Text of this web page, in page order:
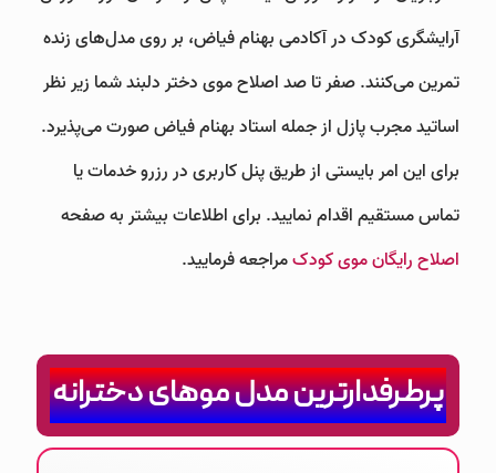
آرایشگری کودک در آکادمی بهنام فیاض، بر روی مدل‌های زنده
تمرین می‌کنند. صفر تا صد اصلاح موی دختر دلبند شما زیر نظر
اساتید مجرب پازل از جمله استاد بهنام فیاض صورت می‌پذیرد.
برای این امر بایستی از طریق پنل کاربری در رزرو خدمات یا
تماس مستقیم اقدام نمایید. برای اطلاعات بیشتر به صفحه
اصلاح رایگان موی کودکمراجعه فرمایید.
پرطرفدارترین مدل موهای دخترانه